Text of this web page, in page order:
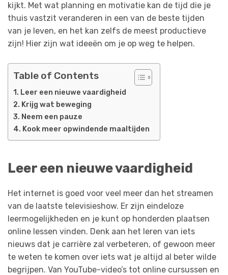
kijkt. Met wat planning en motivatie kan de tijd die je
thuis vastzit veranderen in een van de beste tijden
van je leven, en het kan zelfs de meest productieve
zijn! Hier zijn wat ideeën om je op weg te helpen.
Table of Contents
Leer een nieuwe vaardigheid
Krijg wat beweging
Neem een pauze
Kook meer opwindende maaltijden
Leer een nieuwe vaardigheid
Het internet is goed voor veel meer dan het streamen
van de laatste televisieshow. Er zijn eindeloze
leermogelijkheden en je kunt op honderden plaatsen
online lessen vinden. Denk aan het leren van iets
nieuws dat je carrière zal verbeteren, of gewoon meer
te weten te komen over iets wat je altijd al beter wilde
begrijpen. Van YouTube-video’s tot online cursussen en